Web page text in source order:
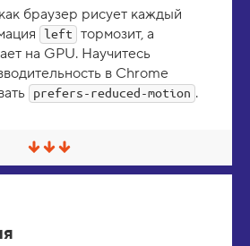
з
в
е
р
н
у
т
ь
браузер рисует каждый
left тормозит, а
на GPU. Научитесь
в Chrome
prefers-reduced-motion .
С
в